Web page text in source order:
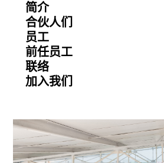
简介
合伙人们
员工
前任员工
联络
加入我们